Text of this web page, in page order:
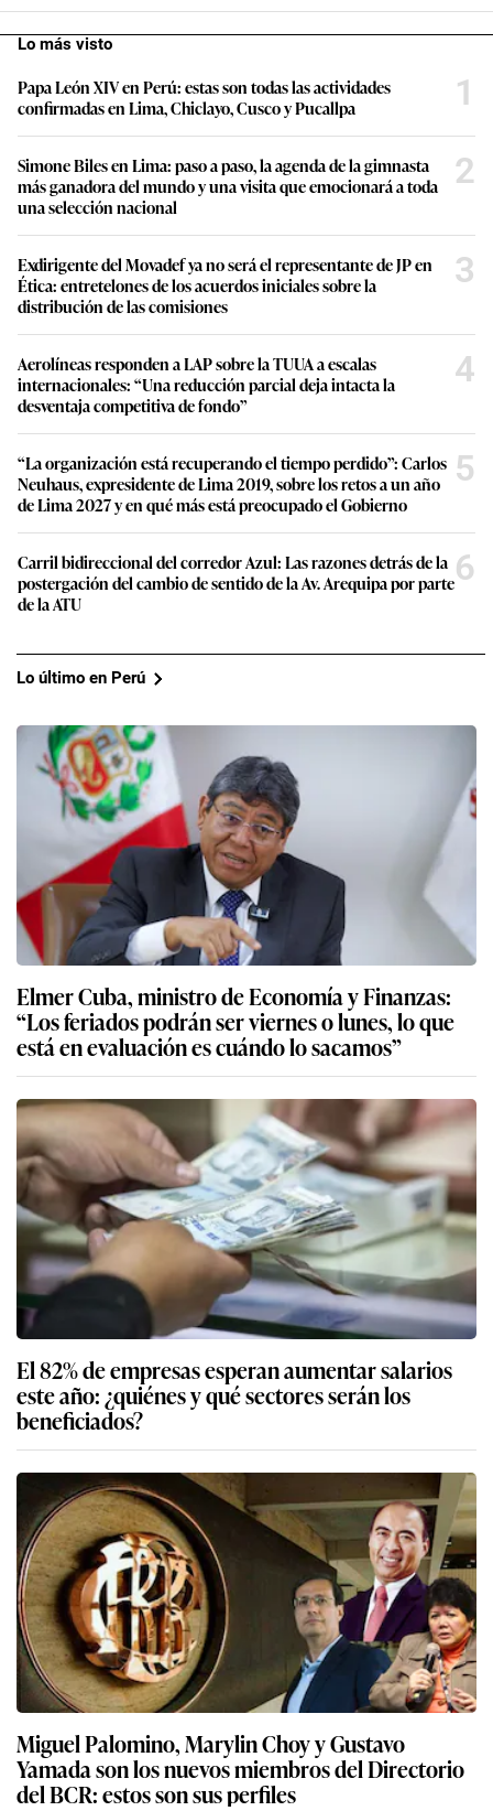
Lo más visto
Papa León XIV en Perú: estas son todas las actividades
confirmadas en Lima, Chiclayo, Cusco y Pucallpa
1
Simone Biles en Lima: paso a paso, la agenda de la gimnasta
más ganadora del mundo y una visita que emocionará a toda
una selección nacional
2
Exdirigente del Movadef ya no será el representante de JP en
Ética: entretelones de los acuerdos iniciales sobre la
distribución de las comisiones
3
Aerolíneas responden a LAP sobre la TUUA a escalas
internacionales: “Una reducción parcial deja intacta la
desventaja competitiva de fondo”
4
“La organización está recuperando el tiempo perdido”: Carlos
Neuhaus, expresidente de Lima 2019, sobre los retos a un año
de Lima 2027 y en qué más está preocupado el Gobierno
5
Carril bidireccional del corredor Azul: Las razones detrás de la
postergación del cambio de sentido de la Av. Arequipa por parte
de la ATU
6
Lo último en Perú
Elmer Cuba, ministro de Economía y Finanzas:
“Los feriados podrán ser viernes o lunes, lo que
está en evaluación es cuándo lo sacamos”
El 82% de empresas esperan aumentar salarios
este año: ¿quiénes y qué sectores serán los
beneficiados?
Miguel Palomino, Marylin Choy y Gustavo
Yamada son los nuevos miembros del Directorio
del BCR: estos son sus perfiles